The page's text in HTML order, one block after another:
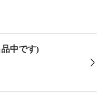
中です)